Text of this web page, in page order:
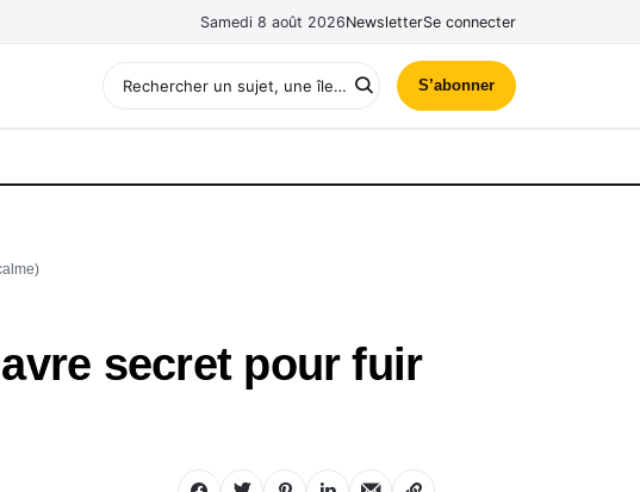
Samedi 8 août 2026NewsletterSe connecter
S’abonner
secret pour fuir